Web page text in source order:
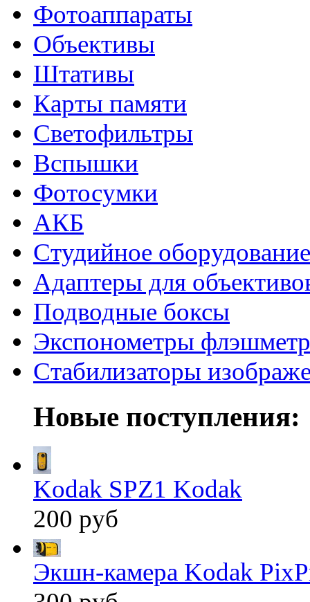
Фотоаппараты
Объективы
Штативы
Карты памяти
Светофильтры
Вспышки
Фотосумки
АКБ
Студийное оборудование
Адаптеры для
Подводные боксы
Экспонометры
Стабилизаторы
Новые поступления:
Kodak SPZ1 Kodak
200 руб
Экшн-камера Kodak